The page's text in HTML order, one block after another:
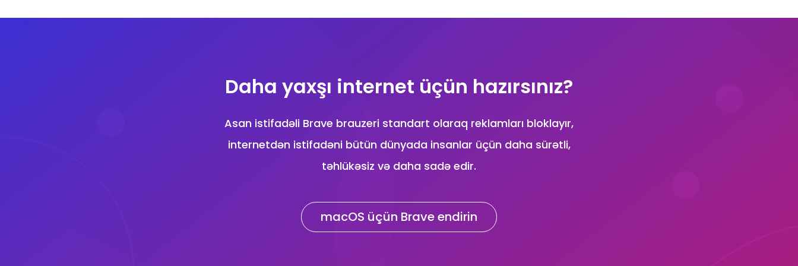
Daha yaxşı internet üçün hazırsınız?
Asan istifadəli Brave brauzeri standart olaraq reklamları bloklayır,
internetdən istifadəni bütün dünyada insanlar üçün daha sürətli,
təhlükəsiz və daha sadə edir.
macOS üçün Brave endirin